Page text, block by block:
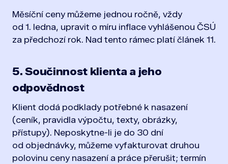
Měsíční ceny můžeme jednou ročně, vždy
od 1. ledna, upravit o míru inflace vyhlášenou ČSÚ
za předchozí rok. Nad tento rámec platí článek 11.
5. Součinnost klienta a jeho
odpovědnost
Klient dodá podklady potřebné k nasazení
(ceník, pravidla výpočtu, texty, obrázky,
přístupy). Neposkytne-li je do 30 dní
od objednávky, můžeme vyfakturovat druhou
polovinu ceny nasazení a práce přerušit; termín